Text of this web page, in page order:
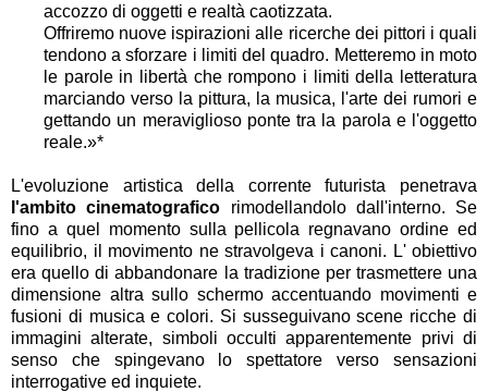
accozzo di oggetti e realtà caotizzata.
Offriremo nuove ispirazioni alle ricerche dei pittori i quali
tendono a sforzare i limiti del quadro. Metteremo in moto
le parole in libertà che rompono i limiti della letteratura
marciando verso la pittura, la musica, l'arte dei rumori e
gettando un meraviglioso ponte tra la parola e l'oggetto
reale.»*
L'evoluzione artistica della corrente futurista penetrava
l'ambito cinematografico rimodellandolo dall'interno. Se
fino a quel momento sulla pellicola regnavano ordine ed
equilibrio, il movimento ne stravolgeva i canoni. L' obiettivo
era quello di abbandonare la tradizione per trasmettere una
dimensione altra sullo schermo accentuando movimenti e
fusioni di musica e colori. Si susseguivano scene ricche di
immagini alterate, simboli occulti apparentemente privi di
senso che spingevano lo spettatore verso sensazioni
interrogative ed inquiete.